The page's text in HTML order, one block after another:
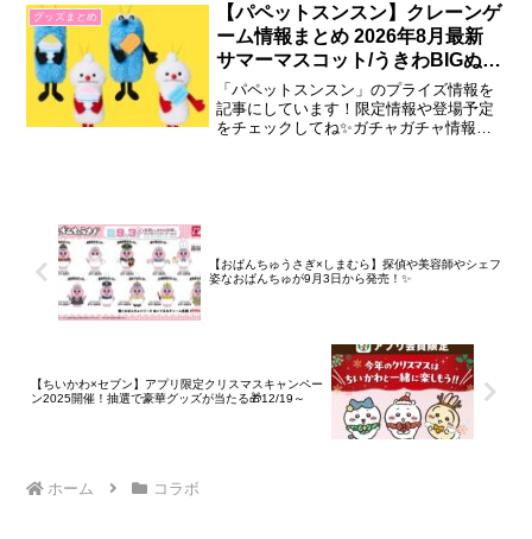
横浜のまちで楽しめる企画が登場しま
す。『映画ちいかわ 人魚の島のひみつ』
in横浜市コラボ「ちいかわ」初の映画
『映画...
グッズまとめ
【パペットスンスン】クレーンゲ
ーム情報まとめ 2026年8月最新
サマーマスコット/うきわBIGぬい
ぐるみなど登場！
「パペットスンスン」のプライズ情報を
記事にしています！限定情報や登場予定
をチェックしてね✨ガチャガチャ情報は
【おぱんちゅうさぎ×しまむら】探偵や美容師やシェフ
姿なおぱんちゅが9月3日から発売！✨
【ちいかわ×セブン】アプリ限定クリスマスキャンペー
ン2025開催！抽選で豪華グッズが当たる🎁12/19～
ホーム コラボ